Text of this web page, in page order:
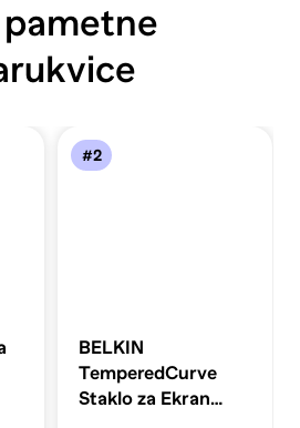
#2
BELKIN
TemperedCurve
Staklo za Ekran